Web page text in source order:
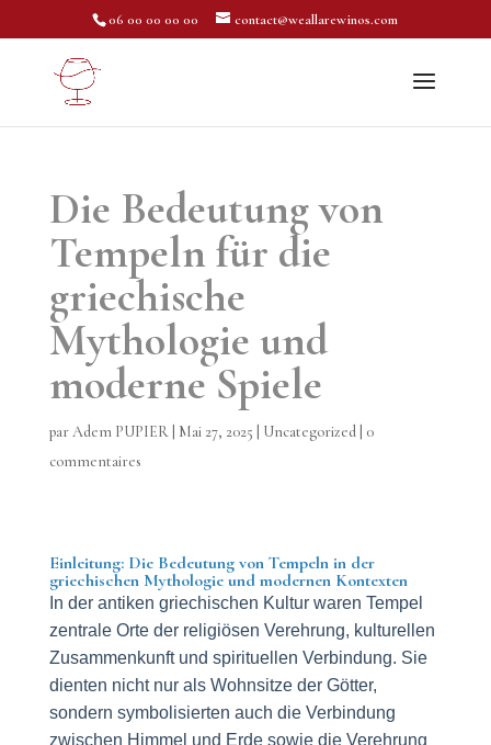
06 00 00 00 00 contact@weallarewinos.com
Die Bedeutung von
Tempeln für die
griechische
Mythologie und
moderne Spiele
parAdem PUPIER| Mai 27, 2025 Uncategorized| 0
commentaires
Einleitung: Die Bedeutung von Tempeln in der
griechischen Mythologie und modernen Kontexten
In der antiken griechischen Kultur waren Tempel
zentrale Orte der religiösen Verehrung, kulturellen
Zusammenkunft und spirituellen Verbindung. Sie
dienten nicht nur als Wohnsitze der Götter,
sondern symbolisierten auch die Verbindung
zwischen Himmel und Erde sowie die Verehrung